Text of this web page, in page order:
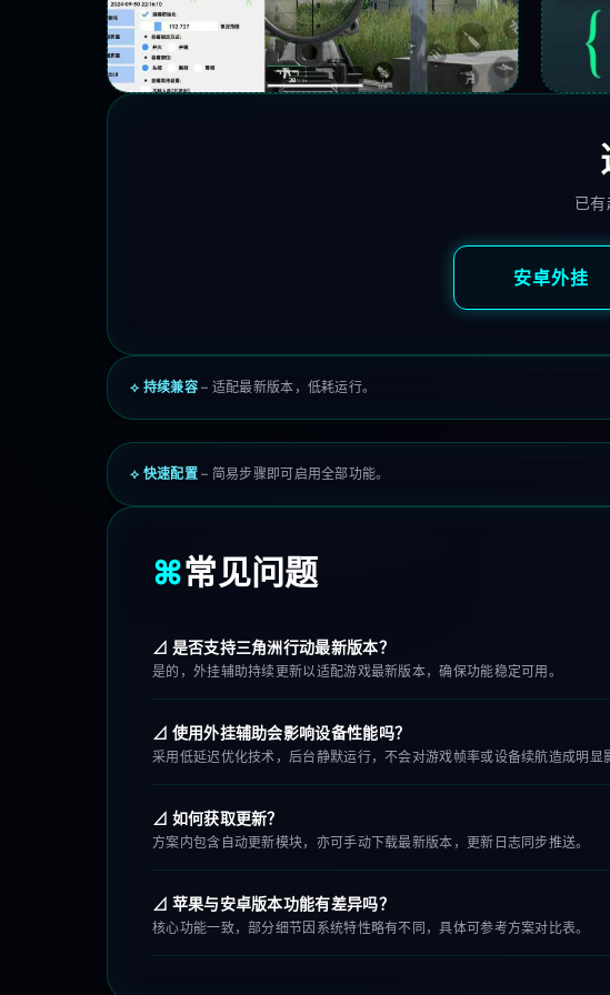
已
安卓外挂
⟡ 持续兼容– 适配最新版本，低耗运行。
⟡ 快速配置– 简易步骤即可启用全部功能。
⌘常见问题
⊿ 是否支持三角洲行动最新版本？
是的，外挂辅助持续更新以适配游戏最新版本，确保功能稳定可用。
⊿ 使用外挂辅助会影响设备性能吗？
采用低延迟优化技术，后台静默运行，不会对游戏帧率或设备续航造成明显
⊿ 如何获取更新？
方案内包含自动更新模块，亦可手动下载最新版本，更新日志同步推送。
⊿ 苹果与安卓版本功能有差异吗？
核心功能一致，部分细节因系统特性略有不同，具体可参考方案对比表。